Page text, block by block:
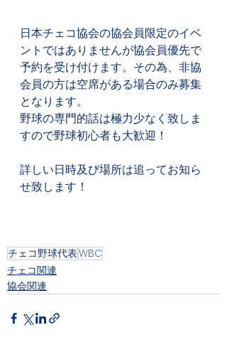
日本チェコ協会の協会員限定のイベ
ントではありませんが協会員優先で
予約を受け付けます。その為、非協
会員の方は空席がある場合のみ募集
となります。
野球の専門的話は極力少なく致しま
すので野球初心者も大歓迎！
詳しい日時及び場所は追ってお知ら
せ致します！
チェコ野球代表WBC
チェコ関連
協会関連